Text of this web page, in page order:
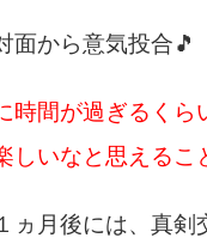
面から意気投合🎵
時間が過ぎるく
しいなと思えるこ
ヵ月後には、真剣